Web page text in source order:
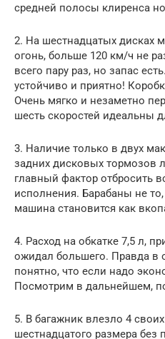
средней полосы клиренса
2. На шестнадцатых дисках
огонь, больше 120 км/ч не
всего пару раз, но запас
устойчиво и приятно!
Очень мягко и незаметно
шесть скоростей идеальны
3. Наличие только в двух
задних дисковых тормозов
главный фактор отбросить
исполнения. Барабаны не
машина становится как
4. Расход на обкатке 7,5 л,
ожидал большего. Правда в
понятно, что если надо
Посмотрим в дальнейшем,
5. В багажник влезло 4
шестнадцатого размера без